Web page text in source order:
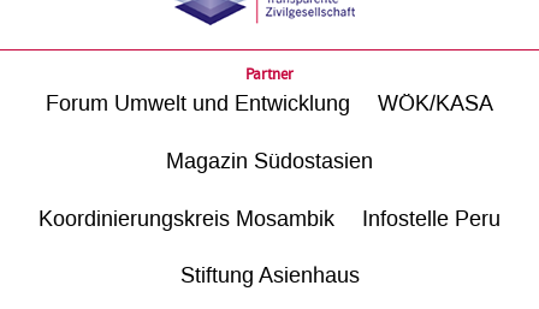
Partner
Forum Umwelt und Entwicklung WÖK/KASA
Magazin Südostasien
Koordinierungskreis Mosambik Infostelle Peru
Stiftung Asienhaus